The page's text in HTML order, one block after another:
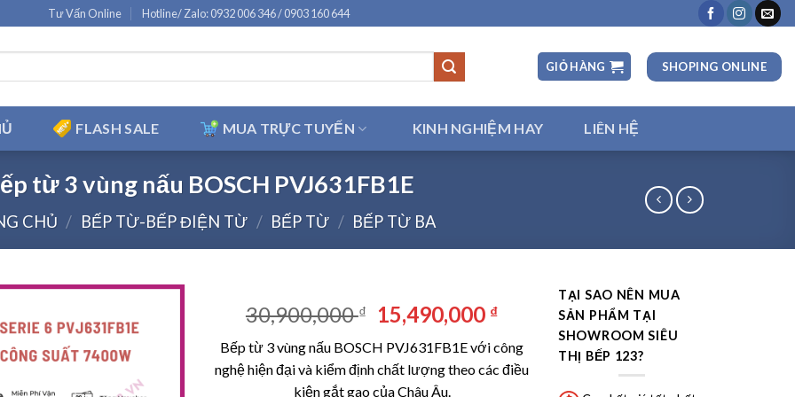
Tư Vấn Online Hotline/ Zalo: 0932 006 346 / 0903 160 644
GIỎ HÀNG SHOPING ONLINE
FLASH SALE MUA TRỰC TUYẾN KINH NGHIỆM HAY LIÊN HỆ
từ 3 vùng nấu BOSCH PVJ631FB1E
CHỦ / BẾP TỪ-BẾP ĐIỆN TỪ / BẾP TỪ / BẾP TỪ BA
30,900,000₫
Giá
gốc
là:
30,900,000 ₫.
15,490,000 ₫Giá
tại
là:
Bếp từ 3 vùng nấu BOSCH PVJ631FB1E với công
nghệ hiện đại và kiểm định chất lượng theo các điều
kiện gắt gao của Châu Âu.
TẠI SAO NÊN MUA
SẢN PHẨM TẠI
SHOWROOM SIÊU
THỊ BẾP 123?